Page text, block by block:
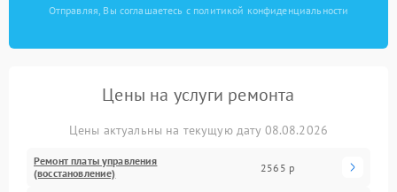
Отправляя, Вы соглашаетесь с политикой конфиденциальности
Цены на услуги ремонта
Цены актуальны на текущую дату 08.08.2026
Ремонт платы управления
(восстановление)
2565 р